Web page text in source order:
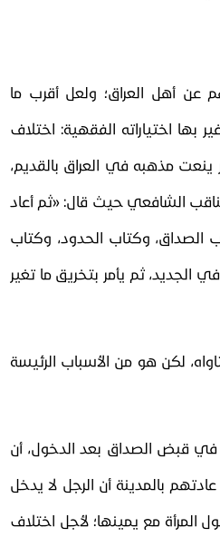
عن أهل العراق؛ ولعل أقرب ما
اختياراته الفقهية: اختلاف
مذهبه في العراق بالقديم،
الشافعي حيث قال: «ثم أعاد
وكتاب الحدود، وكتاب
الجديد، ثم يأمر بتخريق ما تغير
لكن هو من الأسباب الرئيسة
في قبض الصداق بعد الدخول، أن
بالمدينة أن الرجل لا يدخل
مع يمينها؛ لأجل اختلاف